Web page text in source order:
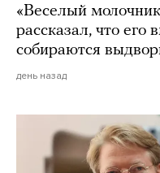
«Веселый
рассказал, что его
собираются
день назад